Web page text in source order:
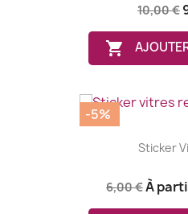
10,00 €

Sticker
6,00 €À
-5%